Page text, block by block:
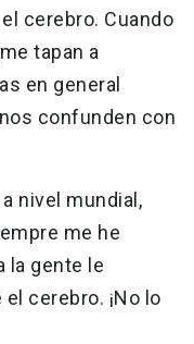
cerebro. Cuando
tapan a
en general
confunden con
nivel mundial,
me he
la gente le
cerebro. ¡No lo